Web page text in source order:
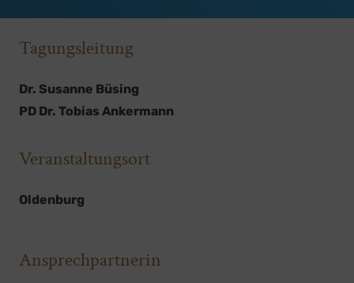
Tagungsleitung
Dr. Susanne Büsing
PD Dr. Tobias Ankermann
Veranstaltungsort
Oldenburg
Ansprechpartnerin